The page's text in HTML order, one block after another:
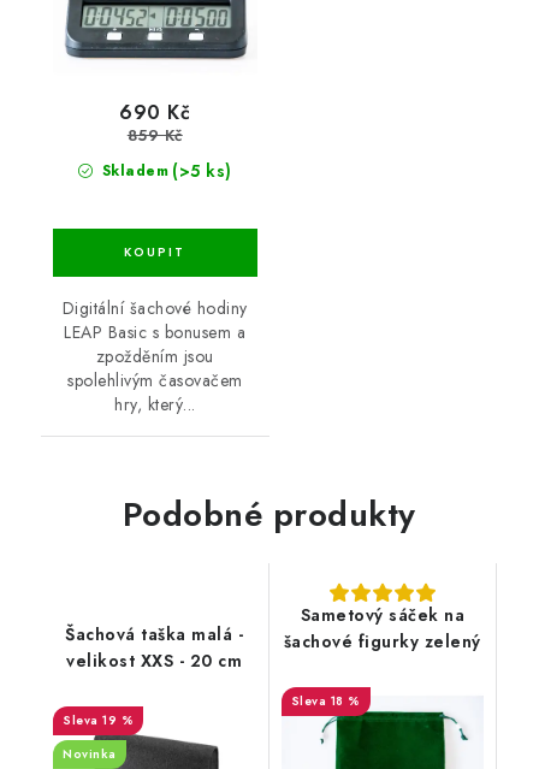
Skladem (>5 ks)
690 Kč
859 Kč
Digitální šachové hodiny
LEAP Basic s bonusem a
zpožděním jsou
spolehlivým časovačem
hry, který...
Podobné produkty
Šachová taška malá -
velikost XXS - 20 cm
19 %
Novinka
Sametový sáček na
šachové figurky zelený
18 %